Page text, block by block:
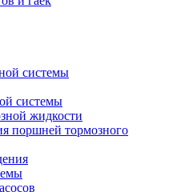
системы
системы
жидкости
поршней тормозного